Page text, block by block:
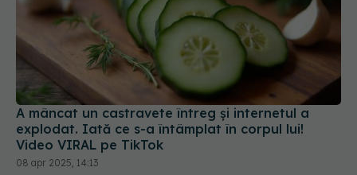
A mâncat un castravete întreg și internetul a
explodat. Iată ce s-a întâmplat în corpul lui!
Video VIRAL pe TikTok
08 apr 2025, 14:13